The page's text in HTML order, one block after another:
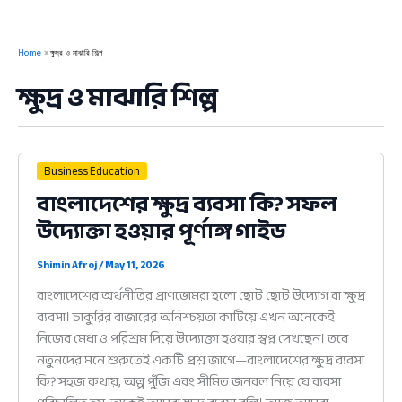
Home ক্ষুদ্র ও মাঝারি শিল্প
ক্ষুদ্র ও মাঝারি শিল্প
Business Education
বাংলাদেশের ক্ষুদ্র ব্যবসা কি? সফল
উদ্যোক্তা হওয়ার পূর্ণাঙ্গ গাইড
Shimin Afroj/May 11, 2026
বাংলাদেশের অর্থনীতির প্রাণভোমরা হলো ছোট ছোট উদ্যোগ বা ক্ষুদ্র
ব্যবসা। চাকুরির বাজারের অনিশ্চয়তা কাটিয়ে এখন অনেকেই
নিজের মেধা ও পরিশ্রম দিয়ে উদ্যোক্তা হওয়ার স্বপ্ন দেখছেন। তবে
নতুনদের মনে শুরুতেই একটি প্রশ্ন জাগে—বাংলাদেশের ক্ষুদ্র ব্যবসা
কি? সহজ কথায়, অল্প পুঁজি এবং সীমিত জনবল নিয়ে যে ব্যবসা